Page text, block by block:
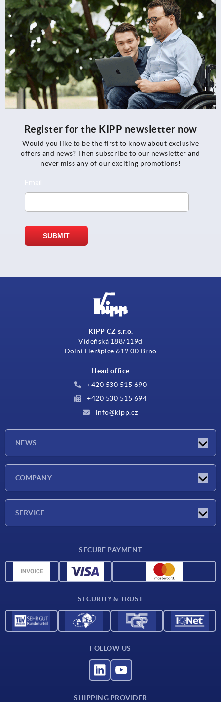
Register for the KIPP newsletter now
Would you like to be the first to know about exclusive
offers and news? Then subscribe to our newsletter and
never miss any of our exciting promotions!
KIPP CZ s.r.o.
Vídeňská 188/119d
Dolní Heršpice 619 00 Brno
Head office
+420 530 515 690
+420 530 515 694
info@kipp.cz
NEWS
COMPANY
SERVICE
CAD data
SECURE PAYMENT
SECURITY & TRUST
FOLLOW US
SHIPPING PROVIDER